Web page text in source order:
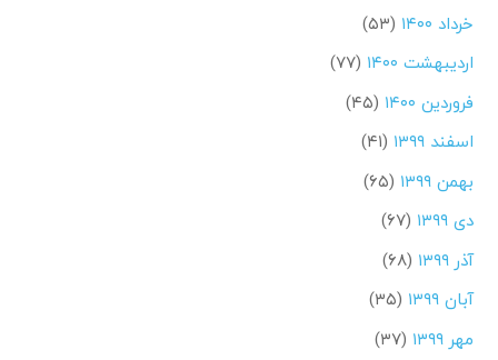
خرداد ۱۴۰۰
(۵۳)
اردیبهشت ۱۴۰۰
(۷۷)
فروردین ۱۴۰۰
(۴۵)
اسفند ۱۳۹۹
(۴۱)
بهمن ۱۳۹۹
(۶۵)
دی ۱۳۹۹
(۶۷)
آذر ۱۳۹۹
(۶۸)
آبان ۱۳۹۹
(۳۵)
مهر ۱۳۹۹
(۳۷)